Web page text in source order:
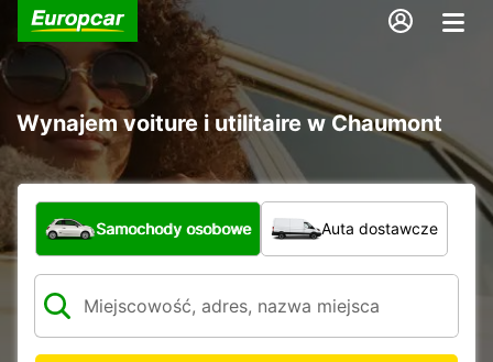
Wynajem voiture i utilitaire w Chaumont
Jaki typ pojazdu?
Samochody osobowe Auta dostawcze